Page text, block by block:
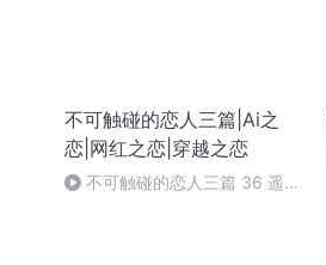
不可触碰的恋人三篇|Ai之
恋|网红之恋|穿越之恋
不可触碰的恋人三篇 36 遥遥